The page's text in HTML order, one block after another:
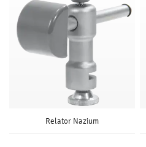
Relator Nazium